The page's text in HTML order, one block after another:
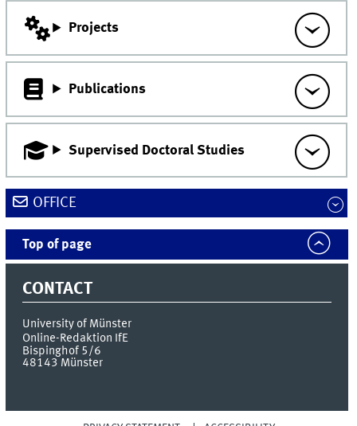
Projects
Publications
Supervised Doctoral Studies
OFFICE
Top of page
CONTACT
University of Münster
Online-Redaktion IfE
Bispinghof 5/6
48143 Münster